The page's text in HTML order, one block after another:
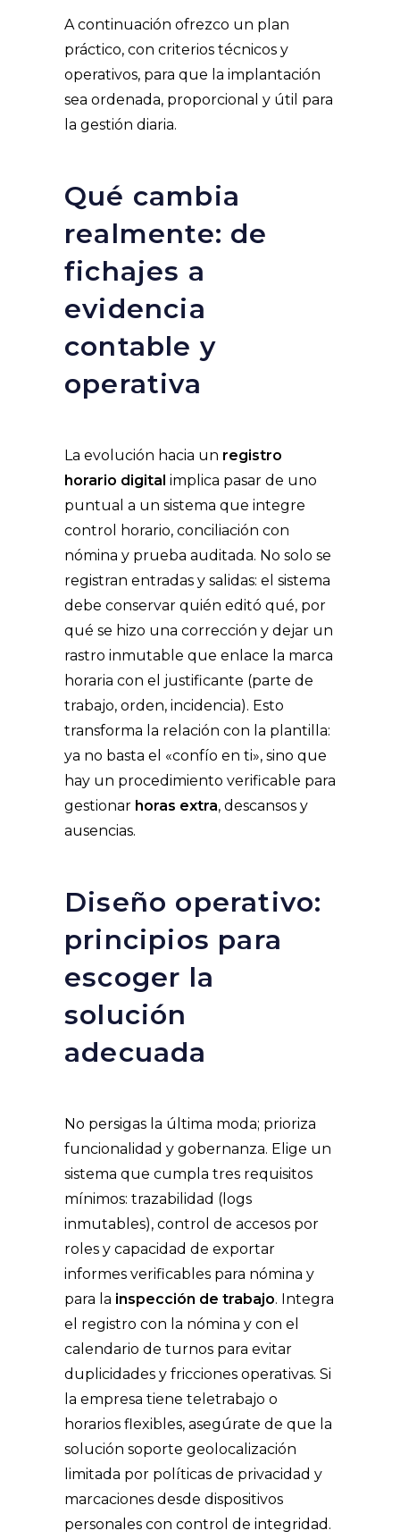
A continuación ofrezco un plan
práctico, con criterios técnicos y
operativos, para que la implantación
sea ordenada, proporcional y útil para
la gestión diaria.
Qué cambia
realmente: de
fichajes a
evidencia
contable y
operativa
La evolución hacia un registro
horario digital implica pasar de uno
puntual a un sistema que integre
control horario, conciliación con
nómina y prueba auditada. No solo se
registran entradas y salidas: el sistema
debe conservar quién editó qué, por
qué se hizo una corrección y dejar un
rastro inmutable que enlace la marca
horaria con el justificante (parte de
trabajo, orden, incidencia). Esto
transforma la relación con la plantilla:
ya no basta el «confío en ti», sino que
hay un procedimiento verificable para
gestionar horas extra, descansos y
ausencias.
Diseño operativo:
principios para
escoger la
solución
adecuada
No persigas la última moda; prioriza
funcionalidad y gobernanza. Elige un
sistema que cumpla tres requisitos
mínimos: trazabilidad (logs
inmutables), control de accesos por
roles y capacidad de exportar
informes verificables para nómina y
para la inspección de trabajo. Integra
el registro con la nómina y con el
calendario de turnos para evitar
duplicidades y fricciones operativas. Si
la empresa tiene teletrabajo o
horarios flexibles, asegúrate de que la
solución soporte geolocalización
limitada por políticas de privacidad y
marcaciones desde dispositivos
personales con control de integridad.